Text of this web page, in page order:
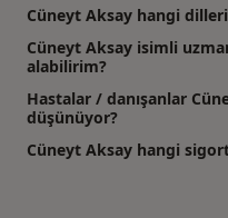
Cüneyt Aksay hangi
Cüneyt Aksay isimli
alabilirim?
Hastalar / danışanlar
düşünüyor?
Cüneyt Aksay hangi